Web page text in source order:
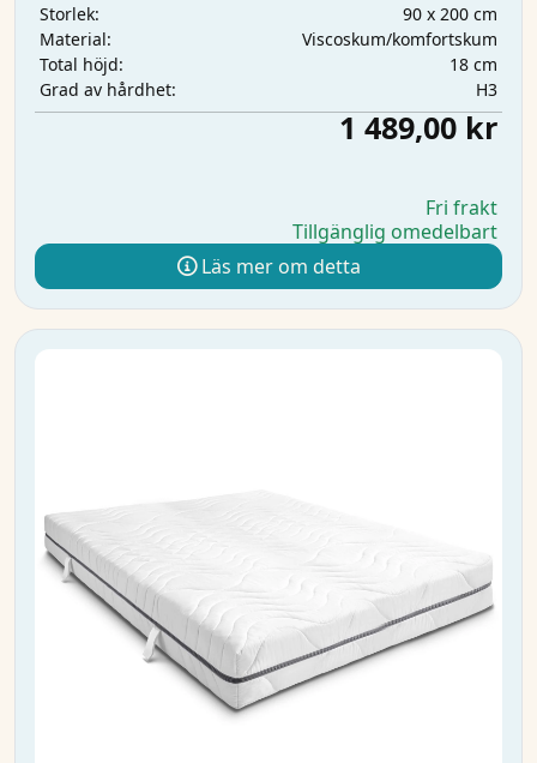
Storlek:
90 x 200 cm
Material:
Viscoskum/komfortskum
Total höjd:
18 cm
Grad av hårdhet:
H3
1 489,00 kr
Fri frakt
Tillgänglig omedelbart
Läs mer om detta